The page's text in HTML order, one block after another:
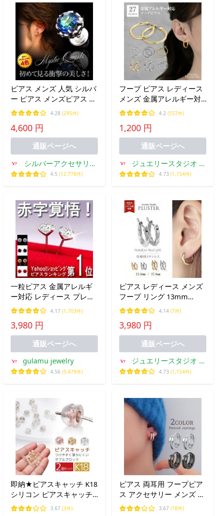
ピアス メンズ 人気 シルバ
ー ピアス メンズピアス シ
ルバー925 ミスティックク
ォーツ pi0401 バラ売り
4.28 (295件)
4,600 円
通販ページへ
シルバーアクセサリー
2PIECES
4.5 (12,778件)
フープ ピアス レディース
メンズ 金属アレルギー対
応 ブランド アクセサリー
ジュエリー チタン おしゃ
れ ギフト 女性 プレゼント
爆買
4.2 (557件)
1,200 円
通販ページへ
ジュエリースタジオ プ
ラスター
4.73 (1,154件)
一粒ピアス 金属アレルギ
ー対応 レディース プレゼ
ント女性 彼女 シンプル ピ
アス プラチナ仕上 シルバ
ー 50代 妻 母
4.17 (1,703件)
3,980 円
通販ページへ
gulamu jewelry
4.56 (5,479件)
ピアス レディース メンズ
フープ リング 13mm
17mm 重ねづけ 金属アレ
ルギー フープピアス シン
プル ステンレス 医療用 ア
クセサリー 女性 爆買
4.14 (7件)
3,980 円
通販ページへ
ジュエリースタジオ プ
ラスター
4.73 (1,154件)
即納★ピアスキャッチ K18
シリコン ピアスキャッチ
ダブルロック ピアス シリ
3.67 (3件)
ピアス 両耳用 フープピア
ス アクセサリー メンズ 男
性 レディース 女性 2連風
3.67 (18件)